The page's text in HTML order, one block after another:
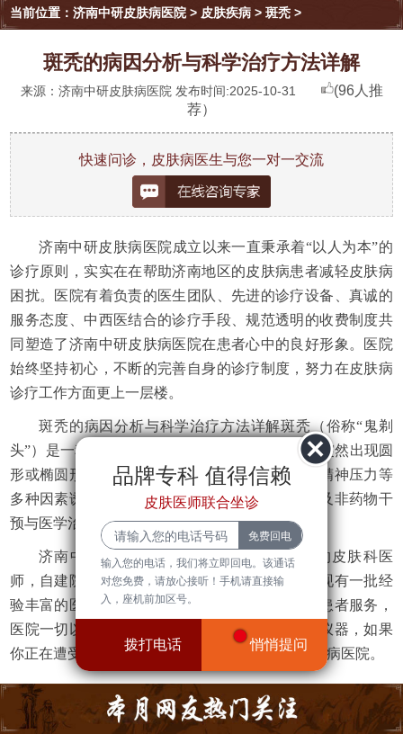
当前位置：济南中研皮肤病医院 > 皮肤疾病 >斑秃 >
斑秃的病因分析与科学治疗方法详解
来源：济南中研皮肤病医院 发布时间:2025-10-31
(96人推
荐）
快速问诊，皮肤病医生与您一对一交流
济南中研皮肤病医院成立以来一直秉承着“以人为本”的
诊疗原则，实实在在帮助济南地区的皮肤病患者减轻皮肤病
困扰。医院有着负责的医生团队、先进的诊疗设备、真诚的
服务态度、中西医结合的诊疗手段、规范透明的收费制度共
同塑造了济南中研皮肤病医院在患者心中的良好形象。医院
始终坚持初心，不断的完善自身的诊疗制度，努力在皮肤病
诊疗工作方面更上一层楼。
斑秃的病因分析与科学治疗方法详解斑秃（俗称“鬼剃
头”）是一种常见的局限性脱发疾病，表现为头部突然出现圆
形或椭圆形脱发斑块，可能由遗传、免疫异常、精神压力等
多种因素诱发。本文将系统介绍斑秃的疾病知识及非药物干
预与医学治疗手段，帮助患者科学应对...
济南中研皮肤病医院有一批临床经验丰富的皮肤科医
师，自建院以来就专注于各类皮肤疑难病，医院现有一批经
验丰富的医师团队长期坐诊，兢兢业业为皮肤病患者服务，
医院一切以患者为中心，不断引进先进的疗法和仪器，如果
你正在遭受皮肤病的困扰，不如选择济南中研皮肤病医院。
品牌专科 值得信赖
皮肤医师联合坐诊
输入您的电话，我们将立即回电。该通话
对您免费，请放心接听！手机请直接输
入，座机前加区号。
拨打电话 悄悄提问